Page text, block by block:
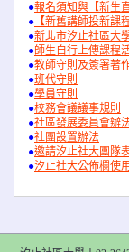
●報名須知與【新生
● 【新舊講師投新課
●新北市汐止社區大
●師生自行上傳課程
●教師守則及簽署著
●班代守則
●學員守則
●校務會議議事規則
●社區發展委員會辦
●社團設置辦法
●邀請汐止社大團隊
●汐止社大公佈欄使